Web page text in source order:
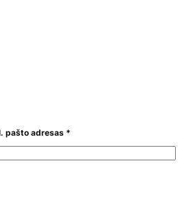
pašto adresas *